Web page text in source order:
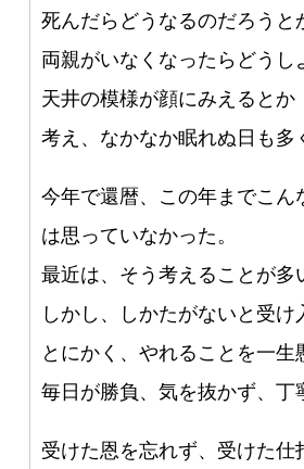
死んだらどうなるのだろうと
両親がいなくなったらどうし
天井の模様が顔にみえるとか
考え、なかなか眠れぬ日も多
今年で還暦、この年までこん
は思っていなかった。
最近は、そう考えることが多
しかし、しかたがないと受け
とにかく、やれることを一生
毎日が勝負、気を抜かず、丁
受けた恩を忘れず、受けた仕